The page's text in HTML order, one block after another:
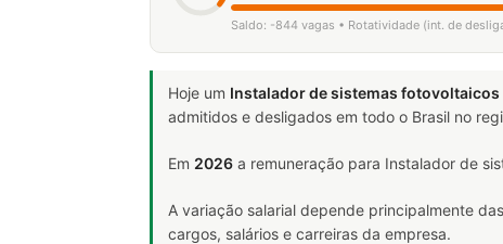
Saldo: -844 vagas • Rotatividade (int. de
Hoje um Instalador de sistemas fotovoltaicos
admitidos e desligados em todo o Brasil no
Em 2026 a remuneração para Instalador de
A variação salarial depende principalmente
cargos, salários e carreiras da empresa.